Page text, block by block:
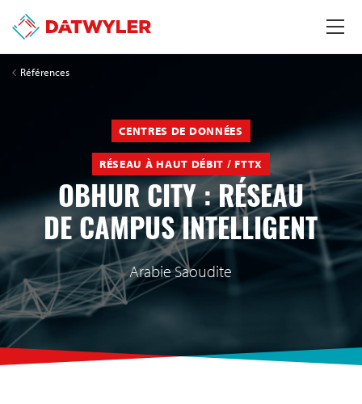
Références
CENTRES DE DONNÉES
RÉSEAU À HAUT DÉBIT / FTTX
OBHUR CITY : RÉSEAU
DE CAMPUS INTELLIGENT
Arabie Saoudite